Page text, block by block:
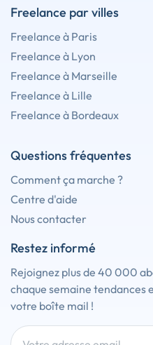
Freelance par villes
Freelance à Paris
Freelance à Lyon
Freelance à Marseille
Freelance à Lille
Freelance à Bordeaux
Questions fréquentes
Comment ça marche ?
Centre d'aide
Nous contacter
Restez informé
Rejoignez plus de 40 000
chaque semaine tendances
votre boîte mail !